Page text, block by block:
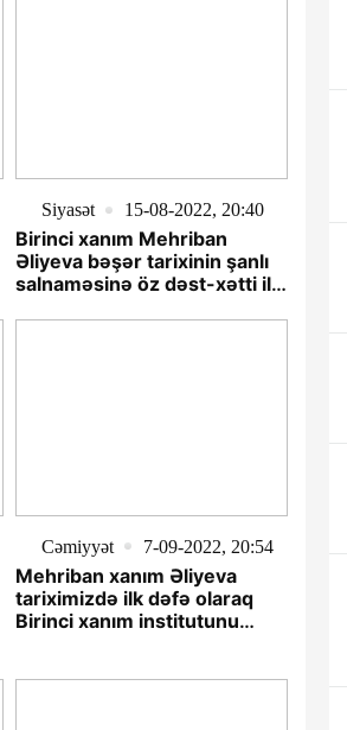
Siyasət 15-08-2022, 20:40
Birinci xanım Mehriban
Əliyeva bəşər tarixinin şanlı
salnaməsinə öz dəst-xətti ilə
Cəmiyyət 7-09-2022, 20:54
Mehriban xanım Əliyeva
tariximizdə ilk dəfə olaraq
Birinci xanım institutunu